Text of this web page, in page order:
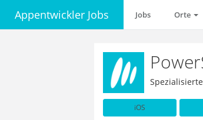
Appentwickler Jobs Jobs Orte
iOS